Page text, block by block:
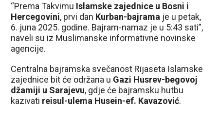
“Prema Takvimu Islamske zajednice u Bosni i
Hercegovini, prvi dan Kurban-bajrama je u petak,
6. juna 2025. godine. Bajram-namaz je u 5:43 sati”,
naveli su iz Muslimanske informativne novinske
agencije.
Centralna bajramska svečanost Rijaseta Islamske
zajednice bit će održana u Gazi Husrev-begovoj
džamiji u Sarajevu, gdje će bajramsku hutbu
kazivati reisul-ulema Husein-ef. Kavazović.